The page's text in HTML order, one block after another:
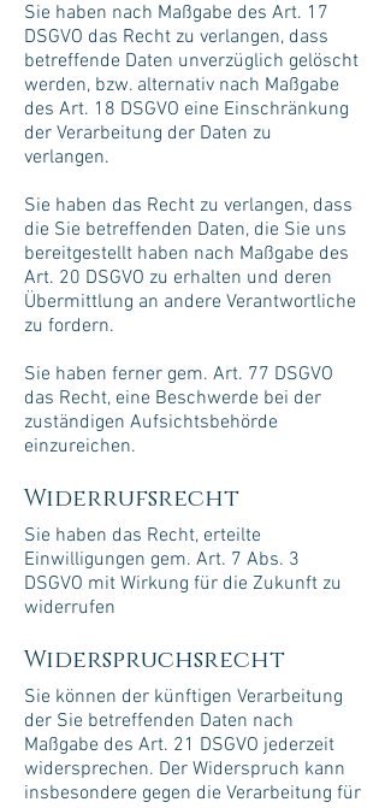
Sie haben nach Maßgabe des Art. 17
DSGVO das Recht zu verlangen, dass
betreffende Daten unverzüglich gelöscht
werden, bzw. alternativ nach Maßgabe
des Art. 18 DSGVO eine Einschränkung
der Verarbeitung der Daten zu
verlangen.
Sie haben das Recht zu verlangen, dass
die Sie betreffenden Daten, die Sie uns
bereitgestellt haben nach Maßgabe des
Art. 20 DSGVO zu erhalten und deren
Übermittlung an andere Verantwortliche
zu fordern.
Sie haben ferner gem. Art. 77 DSGVO
das Recht, eine Beschwerde bei der
zuständigen Aufsichtsbehörde
einzureichen.
Widerrufsrecht
Sie haben das Recht, erteilte
Einwilligungen gem. Art. 7 Abs. 3
DSGVO mit Wirkung für die Zukunft zu
widerrufen
Widerspruchsrecht
Sie können der künftigen Verarbeitung
der Sie betreffenden Daten nach
Maßgabe des Art. 21 DSGVO jederzeit
widersprechen. Der Widerspruch kann
insbesondere gegen die Verarbeitung für